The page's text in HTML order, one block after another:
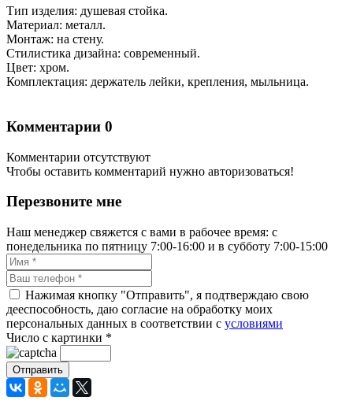
Тип изделия: душевая стойка.
Материал: металл.
Монтаж: на стену.
Стилистика дизайна: современный.
Цвет: хром.
Комплектация: держатель лейки, крепления, мыльница.
Комментарии 0
Комментарии отсутствуют
Чтобы оставить комментарий нужно авторизоваться!
Перезвоните мне
Наш менеджер свяжется с вами в рабочее время: с
понедельника по пятницу 7:00-16:00 и в субботу 7:00-15:00
Нажимая кнопку "Отправить", я подтверждаю свою
дееспособность, даю согласие на обработку моих
персональных данных в соответствии с условиями
Число с картинки *